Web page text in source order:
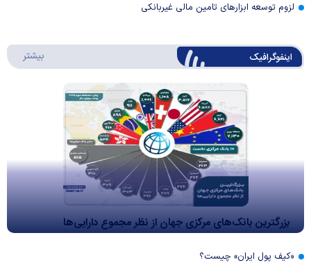
لزوم توسعه ابزارهای تامین مالی غیربانکی
اینفوگرافیک بیشتر
بزرگترین بانک‌های مرکزی جهان از نظر مجموع دارایی‌ها
«کیف پول ایران» چیست؟